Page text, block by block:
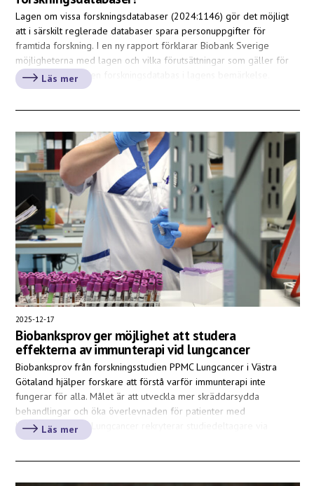
Lagen om vissa forskningsdatabaser (2024:1146) gör det möjligt
att i särskilt reglerade databaser spara personuppgifter för
framtida forskning. I en ny rapport förklarar Biobank Sverige
möjligheterna med lagen och vilka förutsättningar som gäller för
den som vill föra en forskningsdatabas i lagens bemärkelse.
Biobankskohorter utgör värdefulla resurser för forskning, där
Läs mer
2025-12-17
Biobanksprov ger möjlighet att studera
effekterna av immunterapi vid lungcancer
Biobanksprov från forskningsstudien PPMC Lungcancer i Västra
Götaland hjälper forskare att förstå varför immunterapi inte
fungerar för alla. Målet är att utveckla mer skräddarsydda
behandlingar och öka överlevnaden för patienter med
lungcancer. PPMC Lungcancer rekryterar studiedeltagare via
mottagningar på Sahlgrenska Universitetssjukhuset i Göteborg där
Läs mer